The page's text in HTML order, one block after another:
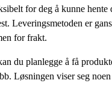
for deg å kunne hente
Leveringsmetoden er
for frakt.
du planlegge å få
Løsningen viser seg